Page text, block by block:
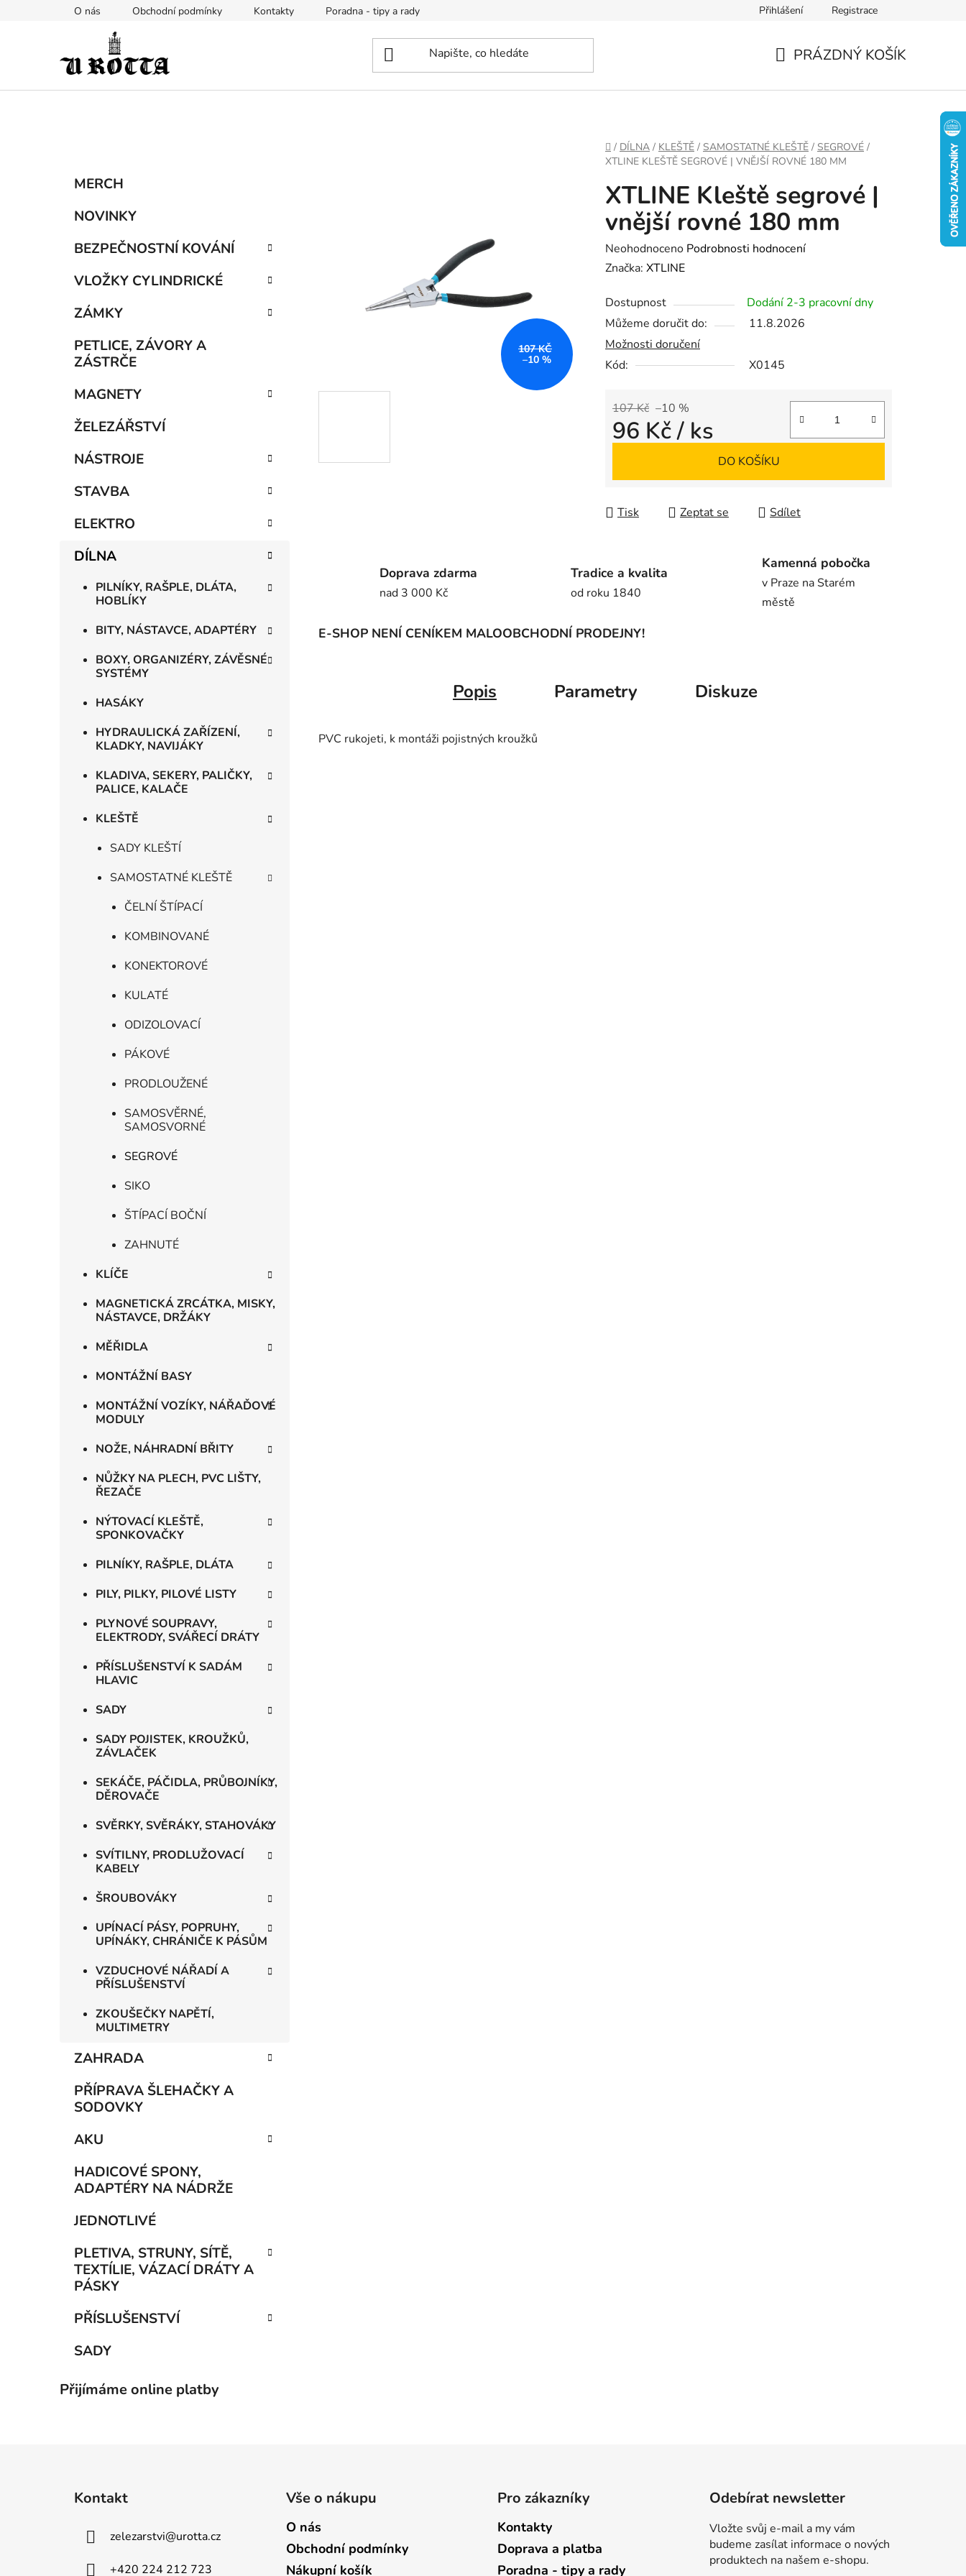
O nás Obchodní podmínky Kontakty Poradna - tipy a rady Přihlášení Registrace
PRÁZDNÝ KOŠÍK
DOMŮ
/ DÍLNA / KLEŠTĚ / SAMOSTATNÉ KLEŠTĚ / SEGROVÉ /
XTLINE KLEŠTĚ SEGROVÉ | VNĚJŠÍ ROVNÉ 180 MM
Přeskočit
kategorie
MERCH
NOVINKY
BEZPEČNOSTNÍ KOVÁNÍ
VLOŽKY CYLINDRICKÉ
ZÁMKY
PETLICE, ZÁVORY A
ZÁSTRČE
MAGNETY
ŽELEZÁŘSTVÍ
NÁSTROJE
STAVBA
ELEKTRO
DÍLNA
PILNÍKY, RAŠPLE, DLÁTA,
HOBLÍKY
BITY, NÁSTAVCE, ADAPTÉRY
BOXY, ORGANIZÉRY, ZÁVĚSNÉ
SYSTÉMY
HASÁKY
HYDRAULICKÁ ZAŘÍZENÍ,
KLADKY, NAVIJÁKY
KLADIVA, SEKERY, PALIČKY,
PALICE, KALAČE
KLEŠTĚ
SADY KLEŠTÍ
SAMOSTATNÉ KLEŠTĚ
ČELNÍ ŠTÍPACÍ
KOMBINOVANÉ
KONEKTOROVÉ
KULATÉ
ODIZOLOVACÍ
PÁKOVÉ
PRODLOUŽENÉ
SAMOSVĚRNÉ,
SAMOSVORNÉ
SEGROVÉ
SIKO
ŠTÍPACÍ BOČNÍ
ZAHNUTÉ
KLÍČE
MAGNETICKÁ ZRCÁTKA, MISKY,
NÁSTAVCE, DRŽÁKY
MĚŘIDLA
MONTÁŽNÍ BASY
MONTÁŽNÍ VOZÍKY, NÁŘAĎOVÉ
MODULY
NOŽE, NÁHRADNÍ BŘITY
NŮŽKY NA PLECH, PVC LIŠTY,
ŘEZAČE
NÝTOVACÍ KLEŠTĚ,
SPONKOVAČKY
PILNÍKY, RAŠPLE, DLÁTA
PILY, PILKY, PILOVÉ LISTY
PLYNOVÉ SOUPRAVY,
ELEKTRODY, SVÁŘECÍ DRÁTY
PŘÍSLUŠENSTVÍ K SADÁM
HLAVIC
SADY
SADY POJISTEK, KROUŽKŮ,
ZÁVLAČEK
SEKÁČE, PÁČIDLA, PRŮBOJNÍKY,
DĚROVAČE
SVĚRKY, SVĚRÁKY, STAHOVÁKY
SVÍTILNY, PRODLUŽOVACÍ
KABELY
ŠROUBOVÁKY
UPÍNACÍ PÁSY, POPRUHY,
UPÍNÁKY, CHRÁNIČE K PÁSŮM
VZDUCHOVÉ NÁŘADÍ A
PŘÍSLUŠENSTVÍ
ZKOUŠEČKY NAPĚTÍ,
MULTIMETRY
ZAHRADA
PŘÍPRAVA ŠLEHAČKY A
SODOVKY
AKU
HADICOVÉ SPONY,
ADAPTÉRY NA NÁDRŽE
JEDNOTLIVÉ
PLETIVA, STRUNY, SÍTĚ,
TEXTÍLIE, VÁZACÍ DRÁTY A
PÁSKY
PŘÍSLUŠENSTVÍ
SADY
Přijímáme online platby
XTLINE Kleště segrové |
vnější rovné 180 mm
Průměrné
hodnocení
je
0,0
z
5
Neohodnoceno Podrobnosti hodnocení
Značka: XTLINE
Dostupnost
Dodání 2-3 pracovní dny
Můžeme doručit do:
11.8.2026
Možnosti doručení
Kód:
X0145
107 Kč –10 %
96 Kč/ ks
DO KOŠÍKU
Tisk Zeptat se Sdílet
107 KČ
–10 %
Doprava zdarma
nad 3 000 Kč
Tradice a kvalita
od roku 1840
Kamenná pobočka
v Praze na Starém
městě
E-SHOP NENÍ CENÍKEM MALOOBCHODNÍ PRODEJNY!
Popis Parametry Diskuze
PVC rukojeti, k montáži pojistných kroužků
Kontakt
zelezarstvi@urotta.cz
+420 224 212 723
Vše o nákupu
O nás
Obchodní podmínky
Nákupní košík
Pro zákazníky
Kontakty
Doprava a platba
Poradna - tipy a rady
Odebírat newsletter
Vložte svůj e-mail a my vám
budeme zasílat informace o nových
produktech na našem e-shopu.